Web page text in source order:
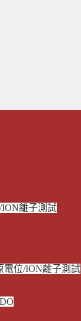
ION離子測試
電位/ION離子測試